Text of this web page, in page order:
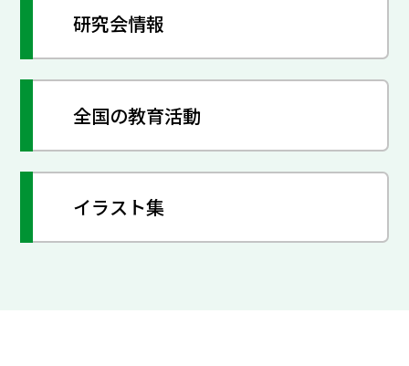
研究会情報
全国の教育活動
イラスト集